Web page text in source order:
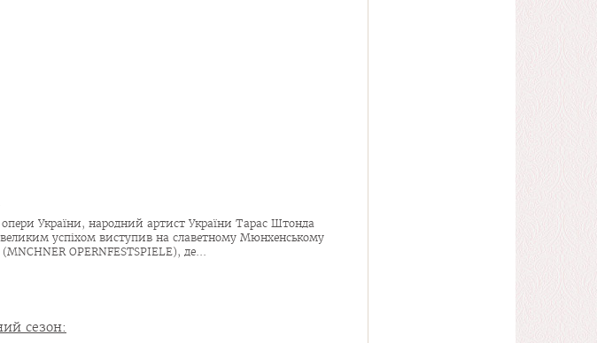
опери України, народний артист України Тарас Штонда
успіхом виступив на славетному Мюнхенському
OPERNFESTSPIELE), де...
сезон: